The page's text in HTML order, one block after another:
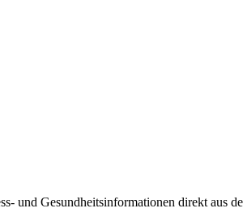
und Gesundheitsinformationen direkt aus